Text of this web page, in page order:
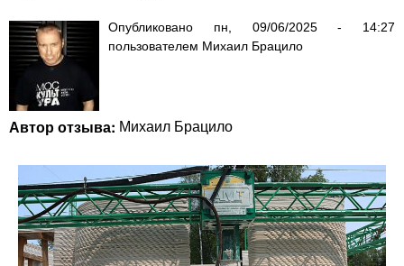
Опубликовано пн, 09/06/2025 - 14:27
пользователем Михаил Брацило
Автор отзыва: Михаил Брацило